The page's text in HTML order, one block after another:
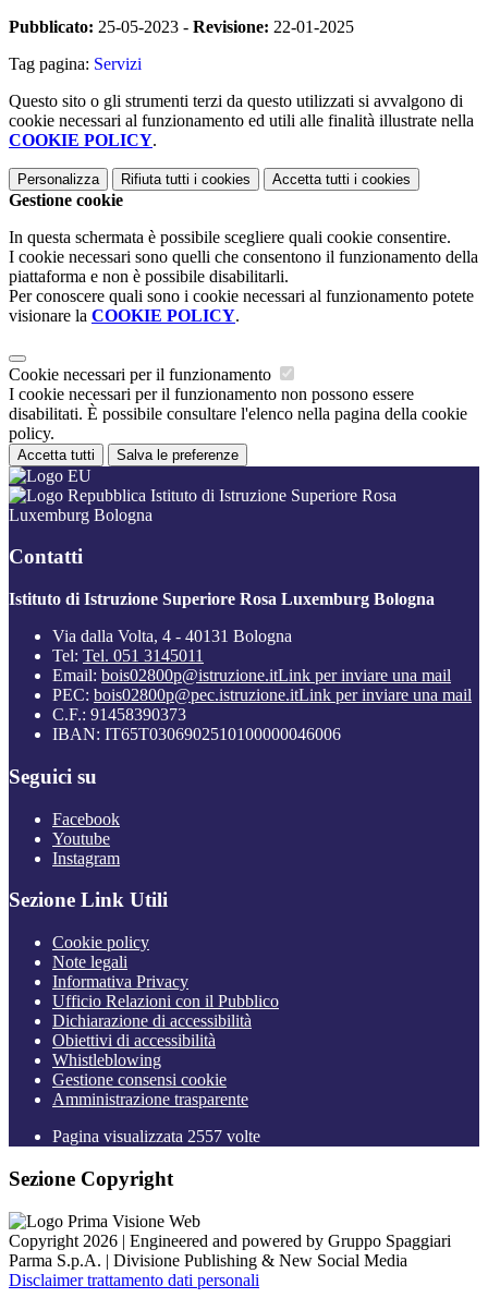
Pubblicato: 25-05-2023 - Revisione: 22-01-2025
Tag pagina: Servizi
Questo sito o gli strumenti terzi da questo utilizzati si avvalgono di
cookie necessari al funzionamento ed utili alle finalità illustrate nella
COOKIE POLICY.
Personalizza Rifiuta tutti i cookies Accetta tutti i cookies
Gestione cookie
In questa schermata è possibile scegliere quali cookie consentire.
I cookie necessari sono quelli che consentono il funzionamento della
piattaforma e non è possibile disabilitarli.
Per conoscere quali sono i cookie necessari al funzionamento potete
visionare la COOKIE POLICY.
Cookie necessari per il funzionamento
I cookie necessari per il funzionamento non possono essere
disabilitati. È possibile consultare l'elenco nella pagina della cookie
policy.
Accetta tutti Salva le preferenze
Istituto di Istruzione Superiore Rosa
Luxemburg Bologna
Contatti
Istituto di Istruzione Superiore Rosa Luxemburg Bologna
Via dalla Volta, 4 - 40131 Bologna
Tel: Tel. 051 3145011
Email: bois02800p@istruzione.itLink per inviare una mail
PEC: bois02800p@pec.istruzione.itLink per inviare una mail
C.F.: 91458390373
IBAN: IT65T0306902510100000046006
Seguici su
Facebook
Youtube
Instagram
Sezione Link Utili
Cookie policy
Note legali
Informativa Privacy
Ufficio Relazioni con il Pubblico
Dichiarazione di accessibilità
Obiettivi di accessibilità
Whistleblowing
Gestione consensi cookie
Amministrazione trasparente
Pagina visualizzata 2557 volte
Sezione Copyright
Copyright 2026 | Engineered and powered by Gruppo Spaggiari
Parma S.p.A. | Divisione Publishing & New Social Media
Disclaimer trattamento dati personali